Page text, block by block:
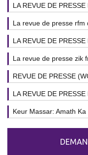
LA REVUE DE PRESSE
La revue de presse rfm
LA REVUE DE PRESSE
La revue de presse zik
REVUE DE PRESSE
LA REVUE DE
Keur Massar: Amath Ka